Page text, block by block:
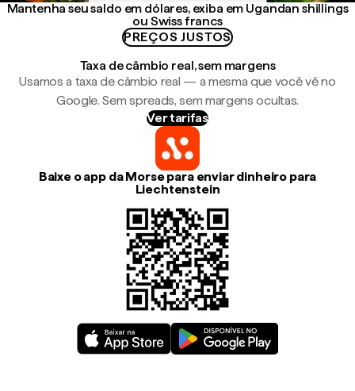
Mantenha seu saldo em dólares, exiba em Ugandan shillings
ou Swiss francs
PREÇOS JUSTOS
Taxa de câmbio real, sem margens
Usamos a taxa de câmbio real — a mesma que você vê no
Google. Sem spreads, sem margens ocultas.
Ver tarifas
Baixe o app da Morse para enviar dinheiro para
Liechtenstein